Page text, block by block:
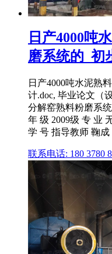
日产4000吨
磨系统的_初
日产4000吨水泥熟
计.doc, 毕业论文（
分解窑熟料粉磨系
年 级 2009级 专 业
学 号 指导教师 鞠成
联系电话: 180 3780